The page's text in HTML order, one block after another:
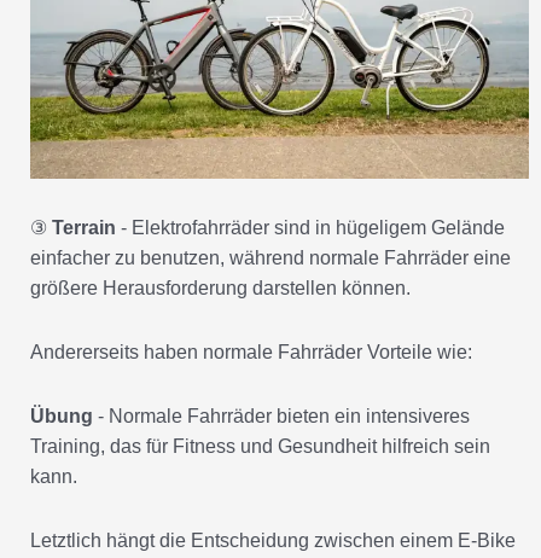
③ Terrain - Elektrofahrräder sind in hügeligem Gelände
einfacher zu benutzen, während normale Fahrräder eine
größere Herausforderung darstellen können.
Andererseits haben normale Fahrräder Vorteile wie:
Übung - Normale Fahrräder bieten ein intensiveres
Training, das für Fitness und Gesundheit hilfreich sein
kann.
Letztlich hängt die Entscheidung zwischen einem E-Bike